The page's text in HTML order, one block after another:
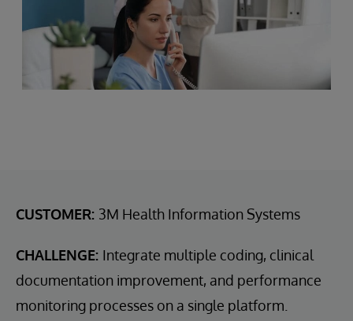
CUSTOMER: 3M Health Information Systems
CHALLENGE: Integrate multiple coding, clinical
documentation improvement, and performance
monitoring processes on a single platform.